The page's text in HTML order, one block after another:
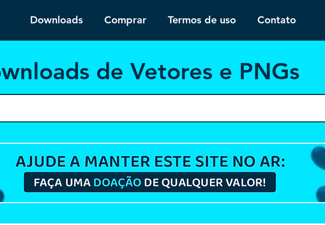
Downloads Comprar Termos de uso Contato
ds de Vetores e PNGs